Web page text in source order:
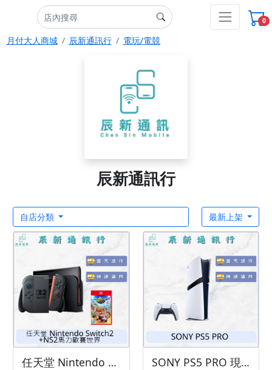
0
月付大人商城 辰新通訊行 電玩/電競
辰新通訊行
自店分類 最新上架
任天堂 Nintendo Switch2 主機 + NS2 馬力歐賽車世界 現貨供應中 過件率高!「輕鬆分期📱➡️！」「買3C不用愁😊，分期付款輕鬆購💰」 SONY PS5 PRO 現貨供應中 過件率💯「輕鬆分期📱➡️！」「買3C不用愁😊，分期付款輕鬆購💰」